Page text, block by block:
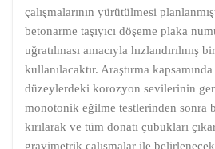
çalışmalarının yürütülmesi
betonarme taşıyıcı döşeme plaka
uğratılması amacıyla hızlandırılmış
kullanılacaktır. Araştırma
düzeylerdeki korozyon sevilerinin
monotonik eğilme testlerinden sonra
kırılarak ve tüm donatı çubukları
gravimetrik çalışmalar ile